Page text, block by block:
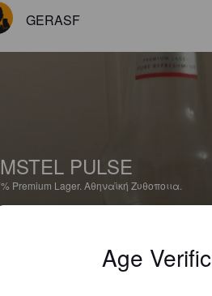
GERASF
PULSE
Premium Lager. Αθηναϊκή Ζυθοποιια.
Age